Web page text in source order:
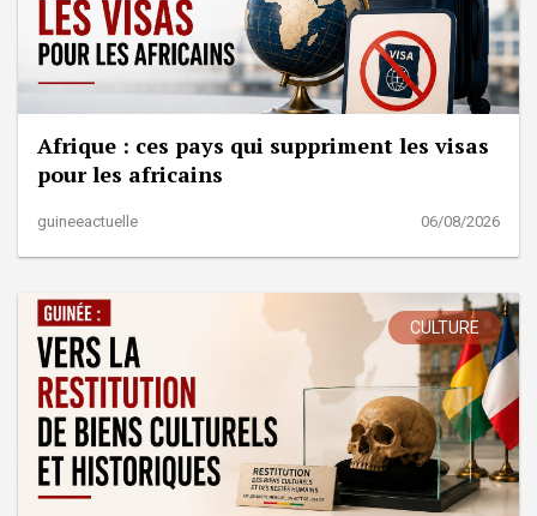
Afrique : ces pays qui suppriment les visas
pour les africains
guineeactuelle 06/08/2026
CULTURE